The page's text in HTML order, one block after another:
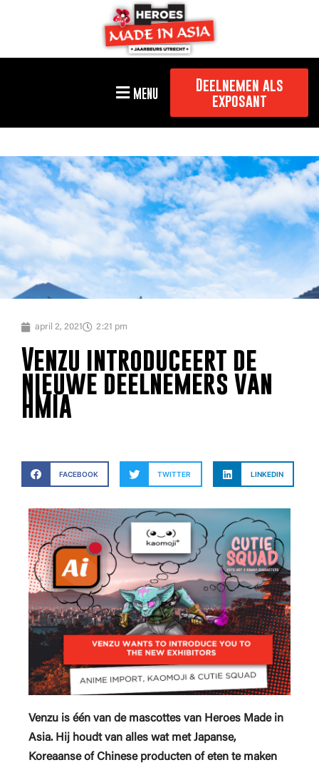
MENU
Deelnemen als
exposant
april 2, 2021 2:21 pm
Venzu introduceert de
nieuwe deelnemers van
HMIA
FACEBOOK TWITTER LINKEDIN
Venzu is één van de mascottes van Heroes Made in
Asia. Hij houdt van alles wat met Japanse,
Koreaanse of Chinese producten of eten te maken